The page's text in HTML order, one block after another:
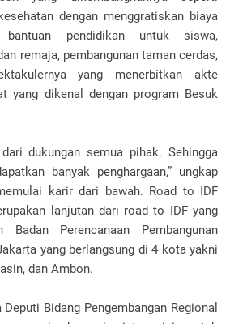
dengan menggratiskan biaya
bantuan pendidikan untuk siswa,
remaja, pembangunan taman cerdas,
yang menerbitkan akte
yang dikenal dengan program Besuk
dukungan semua pihak. Sehingga
banyak penghargaan,” ungkap
karir dari bawah. Road to IDF
lanjutan dari road to IDF yang
Badan Perencanaan Pembangunan
yang berlangsung di 4 kota yakni
dan Ambon.
Bidang Pengembangan Regional